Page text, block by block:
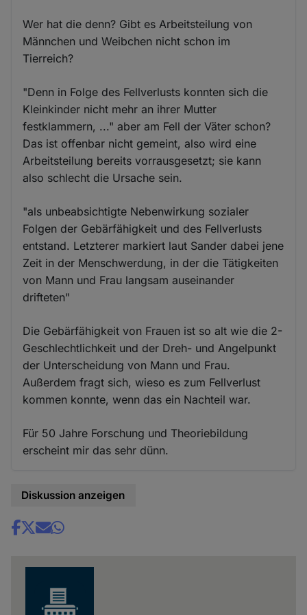
Wer hat die denn? Gibt es Arbeitsteilung von
Männchen und Weibchen nicht schon im
Tierreich?
"Denn in Folge des Fellverlusts konnten sich die
Kleinkinder nicht mehr an ihrer Mutter
festklammern, ..." aber am Fell der Väter schon?
Das ist offenbar nicht gemeint, also wird eine
Arbeitsteilung bereits vorrausgesetzt; sie kann
also schlecht die Ursache sein.
"als unbeabsichtigte Nebenwirkung sozialer
Folgen der Gebärfähigkeit und des Fellverlusts
entstand. Letzterer markiert laut Sander dabei jene
Zeit in der Menschwerdung, in der die Tätigkeiten
von Mann und Frau langsam auseinander
drifteten"
Die Gebärfähigkeit von Frauen ist so alt wie die 2-
Geschlechtlichkeit und der Dreh- und Angelpunkt
der Unterscheidung von Mann und Frau.
Außerdem fragt sich, wieso es zum Fellverlust
kommen konnte, wenn das ein Nachteil war.
Für 50 Jahre Forschung und Theoriebildung
erscheint mir das sehr dünn.
Diskussion anzeigen
Share